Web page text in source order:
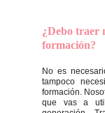
¿Debo traer
formación?
No es
tampoco
formación.
que vas a